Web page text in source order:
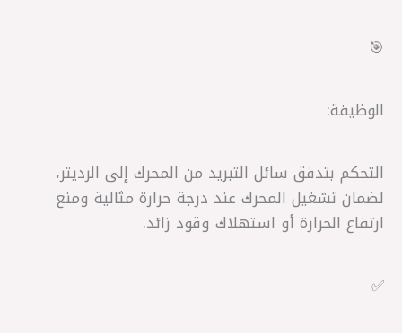
🎯
الوظيفة:
التحكم بتدفق سائل التبريد من المحرك إلى الرديتر،
لضمان تشغيل المحرك عند درجة حرارة مثالية ومنع
ارتفاع الحرارة أو استهلاك وقود زائد.
✅